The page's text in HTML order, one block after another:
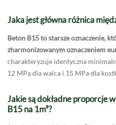
Jaka jest główna różnica
Beton B15 to starsze oznaczenie,
zharmonizowanym oznaczeniem
charakteryzuje identyczna
12 MPa dla walca i 15 MPa dla
Jakie są dokładne proporcje
B15 na 1m³?